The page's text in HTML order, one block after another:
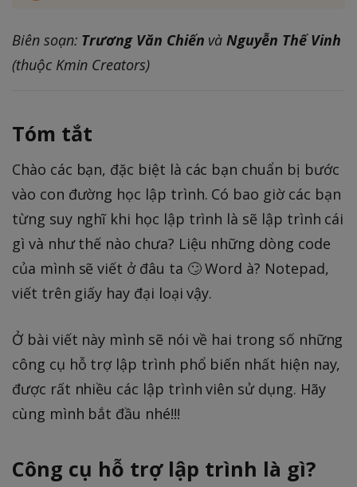
Biên soạn: Trương Văn Chiến vàNguyễn Thế Vinh
(thuộc Kmin Creators)
Tóm tắt
Chào các bạn, đặc biệt là các bạn chuẩn bị bước
vào con đường học lập trình. Có bao giờ các bạn
từng suy nghĩ khi học lập trình là sẽ lập trình cái
gì và như thế nào chưa? Liệu những dòng code
của mình sẽ viết ở đâu ta 🙄 Word à? Notepad,
viết trên giấy hay đại loại vậy.
Ở bài viết này mình sẽ nói về hai trong số những
công cụ hỗ trợ lập trình phổ biến nhất hiện nay,
được rất nhiều các lập trình viên sử dụng. Hãy
cùng mình bắt đầu nhé!!!
Công cụ hỗ trợ lập trình là gì?